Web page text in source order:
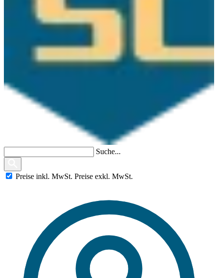
Suche...
Preise inkl. MwSt. Preise exkl. MwSt.